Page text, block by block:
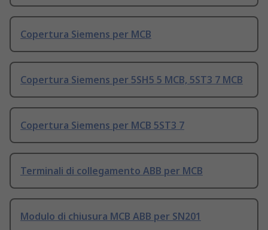
Copertura Siemens per MCB
Copertura Siemens per 5SH5 5 MCB, 5ST3 7 MCB
Copertura Siemens per MCB 5ST3 7
Terminali di collegamento ABB per MCB
Modulo di chiusura MCB ABB per SN201